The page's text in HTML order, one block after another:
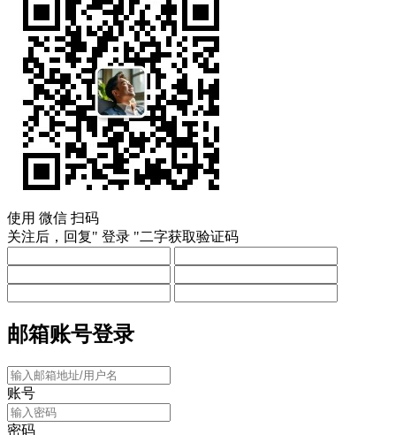
使用 微信 扫码
关注后，回复" 登录 "二字获取验证码
邮箱账号登录
账号
密码